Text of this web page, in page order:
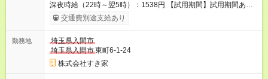
深夜時給（22時～翌5時）：1538円 【試用期間】試用期間あり
試用期間の長さ：1ヶ月 雇用形態、給与は本採用時と同じです。
試用期間の実態は30日（※条件変更なし）ですが、切り上げで
同時給）
交通費別途支給あり
勤務地
埼玉県入間市
埼玉県入間市東町6-1-24
株式会社すき家